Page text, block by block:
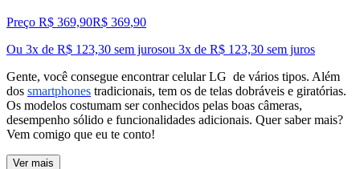
Preço R$ 369,90R$ 369,90
Ou 3x de R$ 123,30 sem jurosou 3x de R$ 123,30 sem juros
Gente, você consegue encontrar celular LG de vários tipos. Além
dos smartphones tradicionais, tem os de telas dobráveis e giratórias.
Os modelos costumam ser conhecidos pelas boas câmeras,
desempenho sólido e funcionalidades adicionais. Quer saber mais?
Vem comigo que eu te conto!
Ver mais